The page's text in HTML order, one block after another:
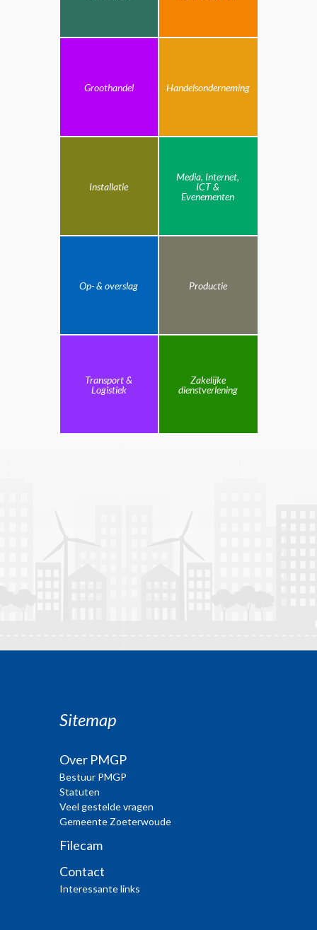
Groothandel Handelsonderneming
Installatie
Media, Internet,
ICT &
Evenementen
Op- & overslag Productie
Transport &
Logistiek
Zakelijke
dienstverlening
Sitemap
Over PMGP
Bestuur PMGP
Statuten
Veel gestelde vragen
Gemeente Zoeterwoude
Filecam
Contact
Interessante links